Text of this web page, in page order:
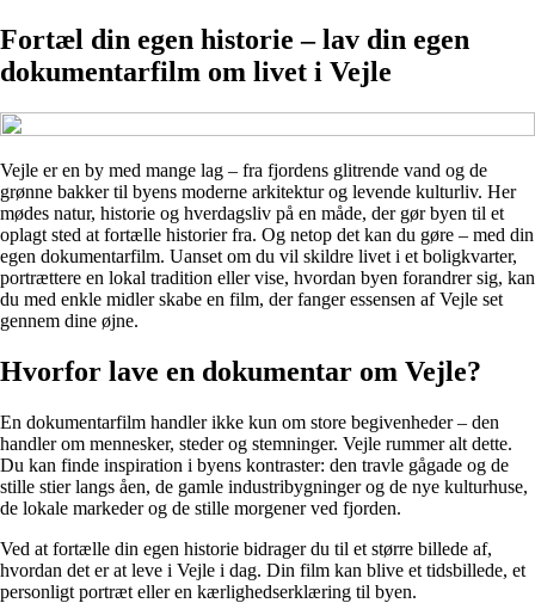
Fortæl din egen historie – lav din egen
dokumentarfilm om livet i Vejle
Vejle er en by med mange lag – fra fjordens glitrende vand og de
grønne bakker til byens moderne arkitektur og levende kulturliv. Her
mødes natur, historie og hverdagsliv på en måde, der gør byen til et
oplagt sted at fortælle historier fra. Og netop det kan du gøre – med din
egen dokumentarfilm. Uanset om du vil skildre livet i et boligkvarter,
portrættere en lokal tradition eller vise, hvordan byen forandrer sig, kan
du med enkle midler skabe en film, der fanger essensen af Vejle set
gennem dine øjne.
Hvorfor lave en dokumentar om Vejle?
En dokumentarfilm handler ikke kun om store begivenheder – den
handler om mennesker, steder og stemninger. Vejle rummer alt dette.
Du kan finde inspiration i byens kontraster: den travle gågade og de
stille stier langs åen, de gamle industribygninger og de nye kulturhuse,
de lokale markeder og de stille morgener ved fjorden.
Ved at fortælle din egen historie bidrager du til et større billede af,
hvordan det er at leve i Vejle i dag. Din film kan blive et tidsbillede, et
personligt portræt eller en kærlighedserklæring til byen.